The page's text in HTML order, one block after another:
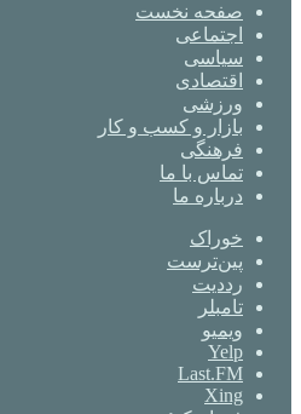
صفحه نخست
اجتماعی
سیاسی
اقتصادی
ورزشی
بازار و کسب و کار
فرهنگی
تماس با ما
درباره ما
خوراک
‫پین‌ترست
‫رددیت
‫تامبلر
ویمیو
Yelp
Last.FM
Xing